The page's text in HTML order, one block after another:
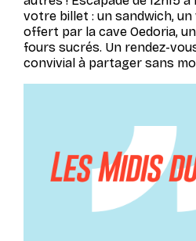
votre billet : un sandwich, un
offert par la cave Oedoria,
fours sucrés. Un rendez-
convivial à partager sans